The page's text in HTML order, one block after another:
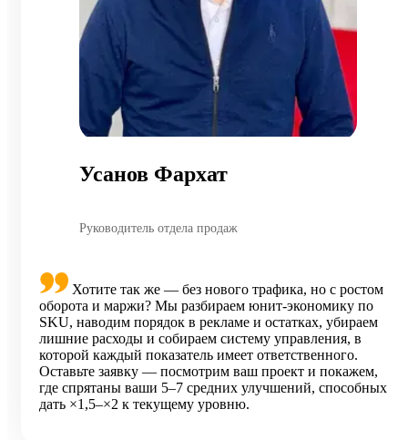
Усанов Фархат
Руководитель отдела продаж
Хотите так же — без нового трафика, но с ростом
оборота и маржи? Мы разбираем юнит-экономику по
SKU, наводим порядок в рекламе и остатках, убираем
лишние расходы и собираем систему управления, в
которой каждый показатель имеет ответственного.
Оставьте заявку — посмотрим ваш проект и покажем,
где спрятаны ваши 5–7 средних улучшений, способных
дать ×1,5–×2 к текущему уровню.